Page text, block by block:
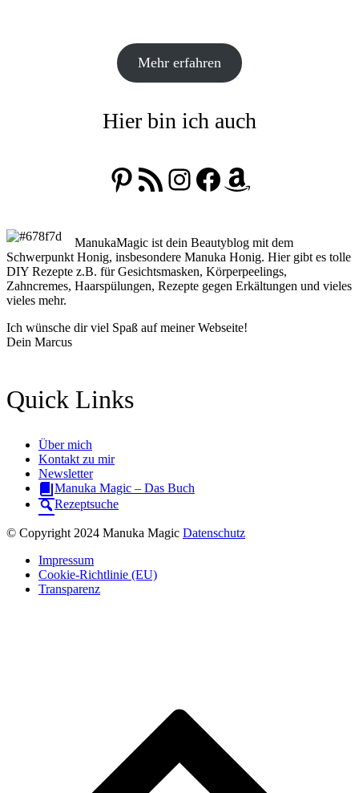
Mehr erfahren
Hier bin ich auch
Pinterest
RSS-FeedInstagram
Facebook
Amazon
ManukaMagic ist dein Beautyblog mit dem
Schwerpunkt Honig, insbesondere Manuka Honig. Hier gibt es tolle
DIY Rezepte z.B. für Gesichtsmasken, Körperpeelings,
Zahncremes, Haarspülungen, Rezepte gegen Erkältungen und vieles
vieles mehr.
Ich wünsche dir viel Spaß auf meiner Webseite!
Dein Marcus
Quick Links
Über mich
Kontakt zu mir
Newsletter
Manuka Magic – Das Buch
Rezeptsuche
© Copyright 2024 Manuka Magic Datenschutz
Impressum
Cookie-Richtlinie (EU)
Transparenz